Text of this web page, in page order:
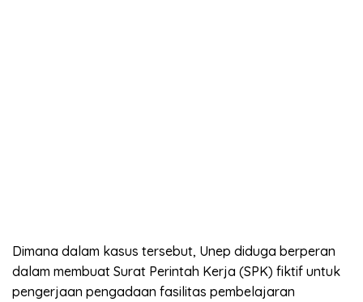
Dimana dalam kasus tersebut, Unep diduga berperan
dalam membuat Surat Perintah Kerja (SPK) fiktif untuk
pengerjaan pengadaan fasilitas pembelajaran